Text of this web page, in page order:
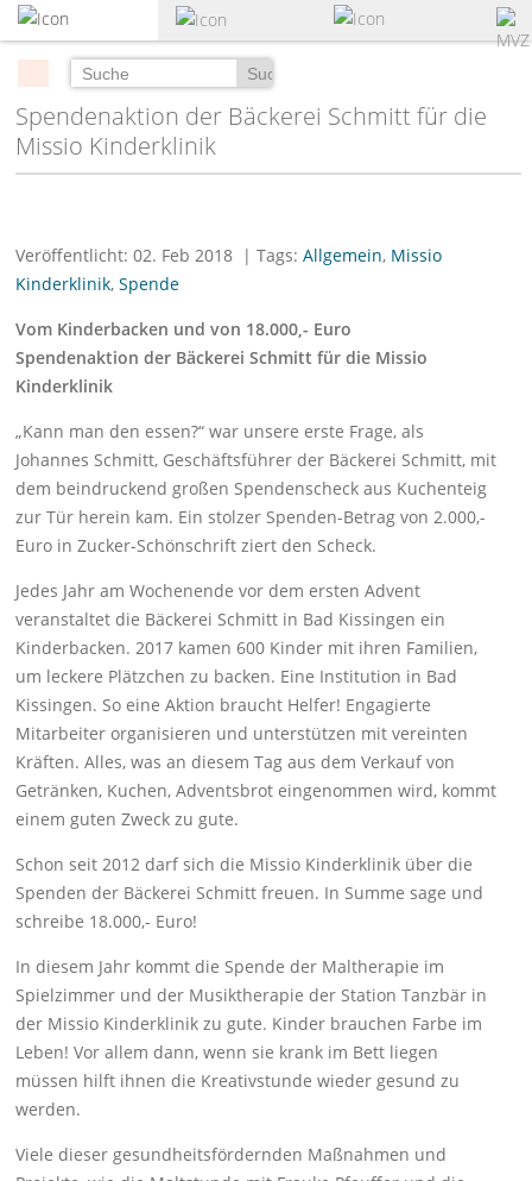
zum
Hauptinhalt
Suchen
Spendenaktion der Bäckerei Schmitt für die
Missio Kinderklinik
Veröffentlicht: 02. Feb 2018 | Tags:Allgemein, Missio
Kinderklinik,Spende
Vom Kinderbacken und von 18.000,- Euro
Spendenaktion der Bäckerei Schmitt für die Missio
Kinderklinik
„Kann man den essen?“ war unsere erste Frage, als
Johannes Schmitt, Geschäftsführer der Bäckerei Schmitt, mit
dem beindruckend großen Spendenscheck aus Kuchenteig
zur Tür herein kam. Ein stolzer Spenden-Betrag von 2.000,-
Euro in Zucker-Schönschrift ziert den Scheck.
Jedes Jahr am Wochenende vor dem ersten Advent
veranstaltet die Bäckerei Schmitt in Bad Kissingen ein
Kinderbacken. 2017 kamen 600 Kinder mit ihren Familien,
um leckere Plätzchen zu backen. Eine Institution in Bad
Kissingen. So eine Aktion braucht Helfer! Engagierte
Mitarbeiter organisieren und unterstützen mit vereinten
Kräften. Alles, was an diesem Tag aus dem Verkauf von
Getränken, Kuchen, Adventsbrot eingenommen wird, kommt
einem guten Zweck zu gute.
Schon seit 2012 darf sich die Missio Kinderklinik über die
Spenden der Bäckerei Schmitt freuen. In Summe sage und
schreibe 18.000,- Euro!
In diesem Jahr kommt die Spende der Maltherapie im
Spielzimmer und der Musiktherapie der Station Tanzbär in
der Missio Kinderklinik zu gute. Kinder brauchen Farbe im
Leben! Vor allem dann, wenn sie krank im Bett liegen
müssen hilft ihnen die Kreativstunde wieder gesund zu
werden.
Viele dieser gesundheitsfördernden Maßnahmen und